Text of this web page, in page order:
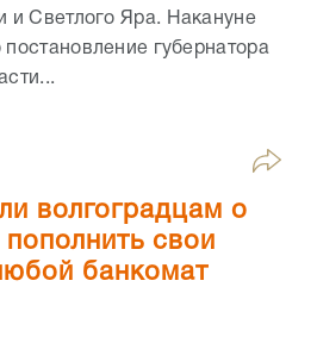
и Светлого Яра. Накануне
губернатора
волгоградцам о
свои
банкомат